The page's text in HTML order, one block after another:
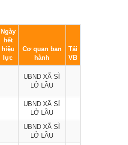
Ngày
hết
hiệu
lực
Cơ quan ban
hành
Tải
VB
UBND XÃ SÌ
LỞ LẦU
UBND XÃ SÌ
LỞ LẦU
UBND XÃ SÌ
LỞ LẦU